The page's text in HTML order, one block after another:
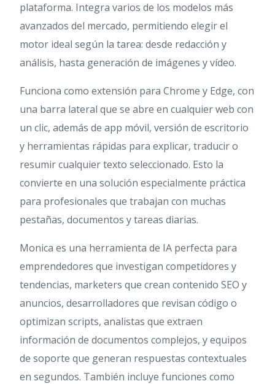
plataforma. Integra varios de los modelos más
avanzados del mercado, permitiendo elegir el
motor ideal según la tarea: desde redacción y
análisis, hasta generación de imágenes y vídeo.
Funciona como extensión para Chrome y Edge, con
una barra lateral que se abre en cualquier web con
un clic, además de app móvil, versión de escritorio
y herramientas rápidas para explicar, traducir o
resumir cualquier texto seleccionado. Esto la
convierte en una solución especialmente práctica
para profesionales que trabajan con muchas
pestañas, documentos y tareas diarias.
Monica es una herramienta de IA perfecta para
emprendedores que investigan competidores y
tendencias, marketers que crean contenido SEO y
anuncios, desarrolladores que revisan código o
optimizan scripts, analistas que extraen
información de documentos complejos, y equipos
de soporte que generan respuestas contextuales
en segundos. También incluye funciones como